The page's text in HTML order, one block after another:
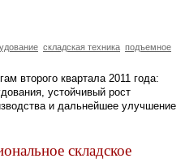
складская техника подъемное
второго квартала 2011 года:
устойчивый рост
и дальнейшее улучшение
складское